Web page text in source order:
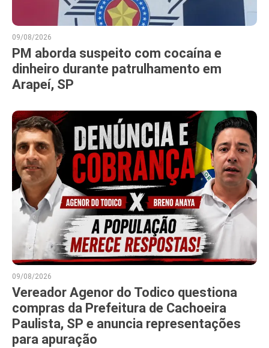
09/08/2026
PM aborda suspeito com cocaína e
dinheiro durante patrulhamento em
Arapeí, SP
09/08/2026
Vereador Agenor do Todico questiona
compras da Prefeitura de Cachoeira
Paulista, SP e anuncia representações
para apuração